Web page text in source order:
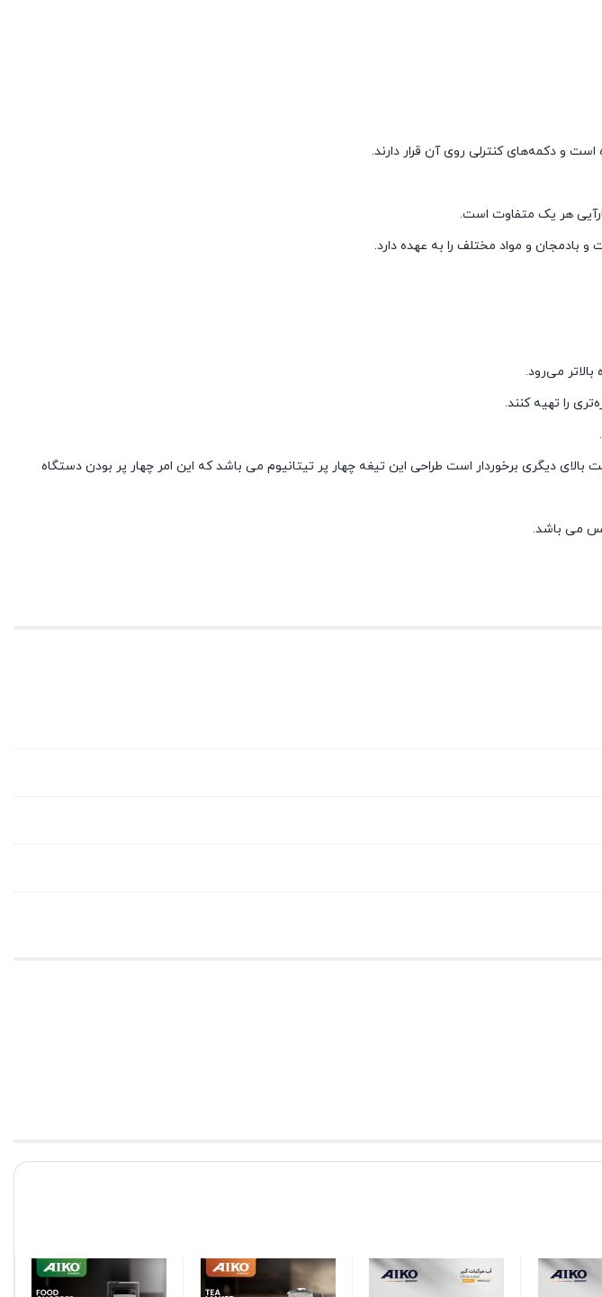
و دکمه‌های کنترلی روی آن قرار دارند.
هر یک متفاوت است.
بادمجان و مواد مختلف را به عهده دارد.
می‌رود.
را تهیه کنند.
دیگری برخوردار است طراحی این تیغه چهار پر تیتانیوم می باشد که این امر چهار پر بودن دستگاه
مس می باشد.